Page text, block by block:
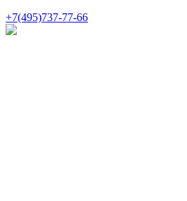
+7(495)737-77-66